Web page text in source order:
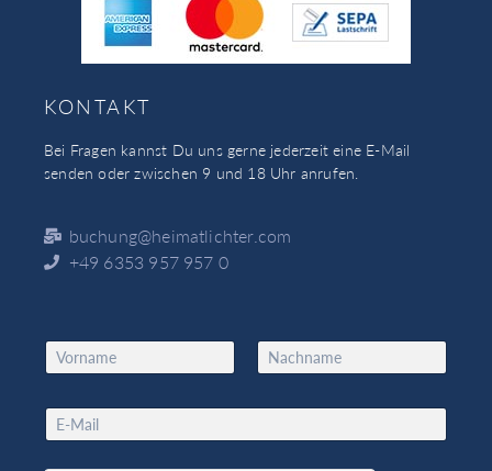
KONTAKT
Bei Fragen kannst Du uns gerne jederzeit eine E-Mail
senden oder zwischen 9 und 18 Uhr anrufen.
buchung@heimatlichter.com
+49 6353 957 957 0
N
a
e
*
Vorname Nachname
E
m
a
i
E
m